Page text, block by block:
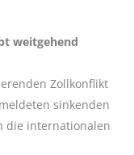
weitgehend
Zollkonflikt
sinkenden
die internationalen